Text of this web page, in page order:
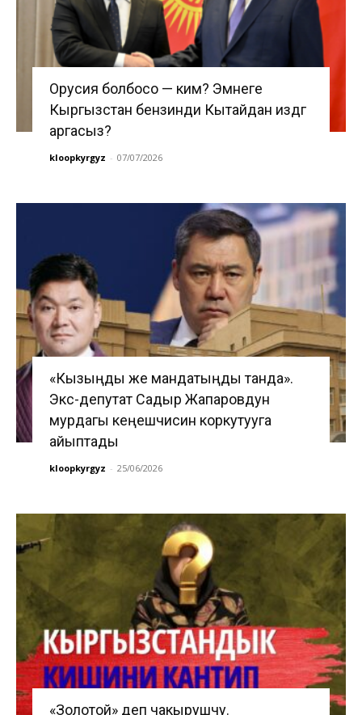
Орусия болбосо — ким? Эмнеге
Кыргызстан бензинди Кытайдан издөөгө
аргасыз?
kloopkyrgyz - 07/07/2026
«Кызыңды же мандатыңды танда».
Экс-депутат Садыр Жапаровдун
мурдагы кеңешчисин коркутууга
айыптады
kloopkyrgyz - 25/06/2026
«Золотой» деп чакырушчу.